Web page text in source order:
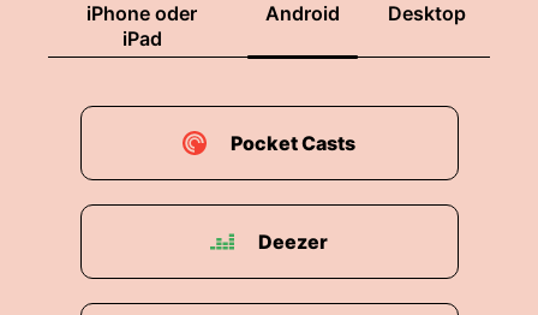
iPhone oder
iPad
Android Desktop
Pocket Casts
Deezer